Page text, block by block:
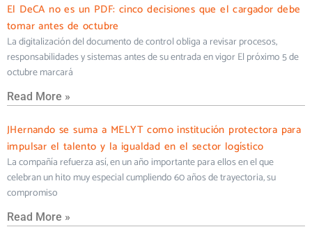
El DeCA no es un PDF: cinco decisiones que el cargador debe
tomar antes de octubre
La digitalización del documento de control obliga a revisar procesos,
responsabilidades y sistemas antes de su entrada en vigor El próximo 5 de
octubre marcará
Read More »
JHernando se suma a MELYT como institución protectora para
impulsar el talento y la igualdad en el sector logístico
La compañía refuerza así, en un año importante para ellos en el que
celebran un hito muy especial cumpliendo 60 años de trayectoria, su
compromiso
Read More »